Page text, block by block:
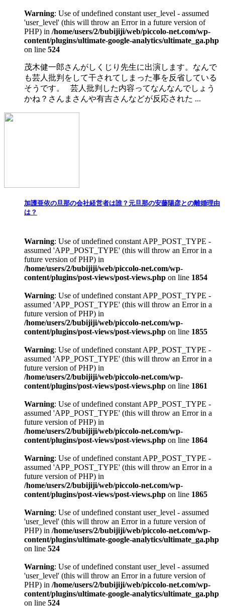
Warning: Use of undefined constant user_level - assumed
'user_level' (this will throw an Error in a future version of
PHP) in /home/users/2/bubijiji/web/piccolo-net.com/wp-
content/plugins/ultimate-google-analytics/ultimate_ga.php
on line 524
茂木健一郎さんがしくじり先生に出演します。なんで
も芸人批判をして干されてしまった事を反省している
そうです。 芸人批判した内容ってなんなんでしょう
かね？さんまさんや有吉さんなどが反応された ...
加護亜依の旦那の会社経営者は誰？元旦那の安藤陽彦との離婚理由
は？
Warning: Use of undefined constant APP_POST_TYPE -
assumed 'APP_POST_TYPE' (this will throw an Error in a
future version of PHP) in
/home/users/2/bubijiji/web/piccolo-net.com/wp-
content/plugins/post-views/post-views.php on line 1854
Warning: Use of undefined constant APP_POST_TYPE -
assumed 'APP_POST_TYPE' (this will throw an Error in a
future version of PHP) in
/home/users/2/bubijiji/web/piccolo-net.com/wp-
content/plugins/post-views/post-views.php on line 1855
Warning: Use of undefined constant APP_POST_TYPE -
assumed 'APP_POST_TYPE' (this will throw an Error in a
future version of PHP) in
/home/users/2/bubijiji/web/piccolo-net.com/wp-
content/plugins/post-views/post-views.php on line 1861
Warning: Use of undefined constant APP_POST_TYPE -
assumed 'APP_POST_TYPE' (this will throw an Error in a
future version of PHP) in
/home/users/2/bubijiji/web/piccolo-net.com/wp-
content/plugins/post-views/post-views.php on line 1864
Warning: Use of undefined constant APP_POST_TYPE -
assumed 'APP_POST_TYPE' (this will throw an Error in a
future version of PHP) in
/home/users/2/bubijiji/web/piccolo-net.com/wp-
content/plugins/post-views/post-views.php on line 1865
Warning: Use of undefined constant user_level - assumed
'user_level' (this will throw an Error in a future version of
PHP) in /home/users/2/bubijiji/web/piccolo-net.com/wp-
content/plugins/ultimate-google-analytics/ultimate_ga.php
on line 524
Warning: Use of undefined constant user_level - assumed
'user_level' (this will throw an Error in a future version of
PHP) in /home/users/2/bubijiji/web/piccolo-net.com/wp-
content/plugins/ultimate-google-analytics/ultimate_ga.php
on line 524